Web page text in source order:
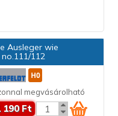
Ausleger wie
112
megvásárolható
190 Ft